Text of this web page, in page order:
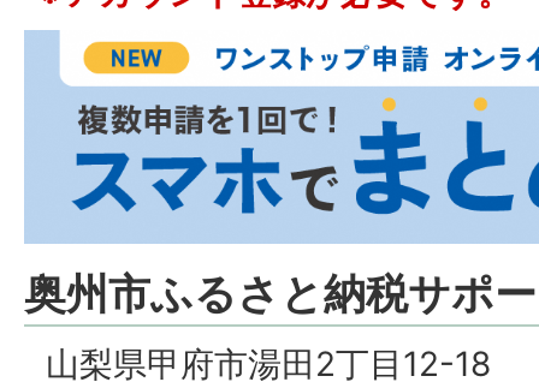
奥州市ふるさと納税サポ
山梨県甲府市湯田2丁目12-18